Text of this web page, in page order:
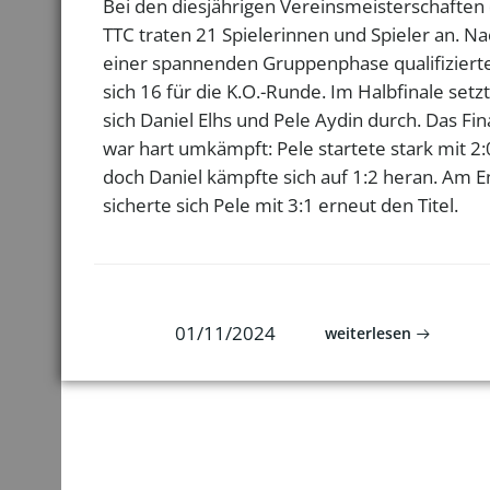
Bei den diesjährigen Vereinsmeisterschaften
TTC traten 21 Spielerinnen und Spieler an.
einer spannenden Gruppenphase
sich 16 für die K.O.-Runde. Im Halbfinale
sich Daniel Elhs und Pele Aydin durch. Das
war hart umkämpft: Pele startete stark mit
doch Daniel kämpfte sich auf 1:2 heran. Am
sicherte sich Pele mit 3:1 erneut den Titel.
01/11/2024 weiterlesen